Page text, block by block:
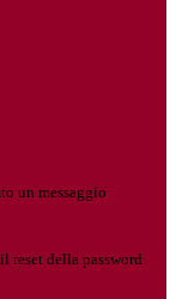
un messaggio
reset della password